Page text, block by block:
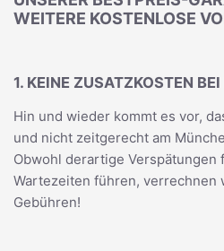
WEITERE KOSTENLOSE
1. KEINE ZUSATZKOSTEN
Hin und wieder kommt es vor,
und nicht zeitgerecht am
Obwohl derartige Verspätungen
Wartezeiten führen, verrechnen
Gebühren!